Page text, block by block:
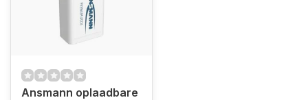
Ansmann oplaadbare